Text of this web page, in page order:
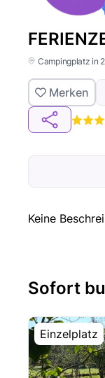
Campingplatz in
Merken
Keine
Sofort
Einzelplatz